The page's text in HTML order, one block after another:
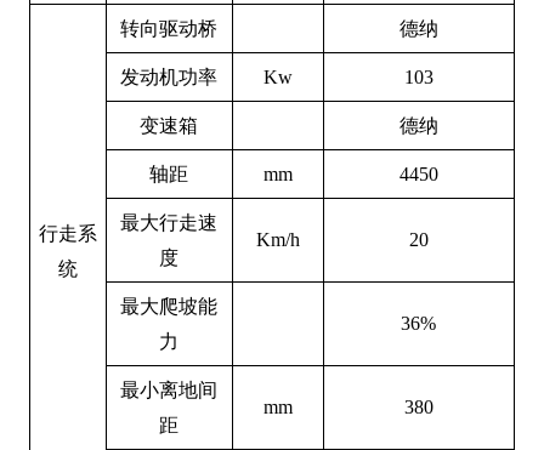
行走系
统
转向驱动桥 德纳
发动机功率 Kw 103
变速箱 德纳
轴距 mm 4450
最大行走速
度
Km/h 20
最大爬坡能
力
36%
最小离地间
距
mm 380